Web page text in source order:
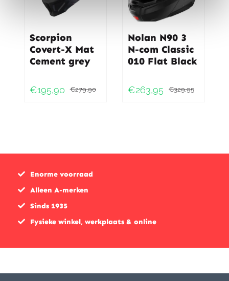
Scorpion
Covert-X Mat
Cement grey
€279,90
Oorspronkelijke
€195,90
Huidige
Nolan N90 3
N-com Classic
010 Flat Black
€329,95
€263,95
Enorme voorraad
Alleen A-merken
Sinds 1935
Fysieke winkel, werkplaats & online